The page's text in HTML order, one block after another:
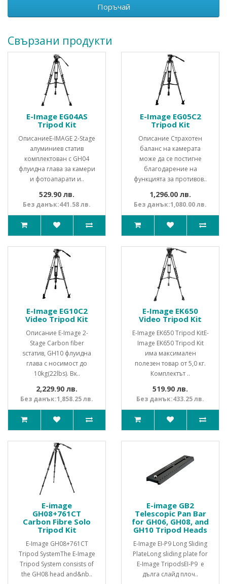
Поръчай
Свързани продукти
E-Image EG04AS
Tripod Kit
ОписаниеE-IMAGE 2-Stage
алуминиев статив
комплектован с GH04
флуидна глава за камери
и фотоапарати и..
529.90 лв.
Без данък:441.58 лв.
E-Image EG05C2
Tripod Kit
Описание Страхотен
баланс на камерата
може да се постигне
благодарение на
функцията за противов..
1,296.00 лв.
Без данък:1,080.00 лв.
E-Image EG10C2
Video Tripod Kit
Описание E-Image 2-
Stage Carbon fiber
sстатив, GH10 флуидна
глава с носимост до
10kg(22lbs). Вк..
2,229.90 лв.
Без данък:1,858.25 лв.
E-Image EK650
Video Tripod Kit
E-Image EK650 Tripod KitE-
Image EK650 Tripod Kit
има максимален
полезен товар от 5,0 кг.
Комплектът ..
519.90 лв.
Без данък:433.25 лв.
E-image
GH08+761CT
Carbon Fibre Solo
Tripod Kit
E-Image GH08+761CT
Tripod SystemThe E-Image
Tripod System consists of
the GH08 head and&nb..
E-image GB2
Telescopic Pan Bar
for GH06, GH08, and
GH10 Tripod Heads
E-Image EI-P9 Long Sliding
PlateLong sliding plate for
E-Image TripodsEI-P9 е
дълга слайд плоч..